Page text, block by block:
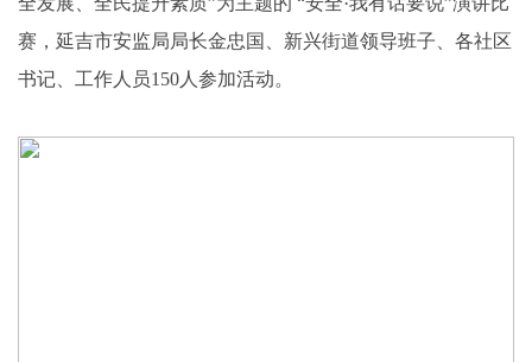
赛，延吉市安监局局长金忠国、新兴街道领导班子、各社区
书记、工作人员150人参加活动。